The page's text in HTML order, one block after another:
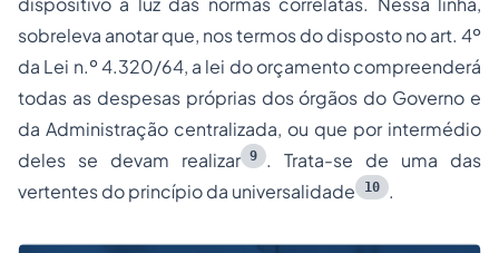
sobreleva anotar que, nos termos do disposto no art. 4º
da Lei n.º 4.320/64, a lei do orçamento compreenderá
todas as despesas próprias dos órgãos do Governo e
da Administração centralizada, ou que por intermédio
deles se devam realizar 9
. Trata-se de uma das
vertentes do princípio da universalidade
10 .